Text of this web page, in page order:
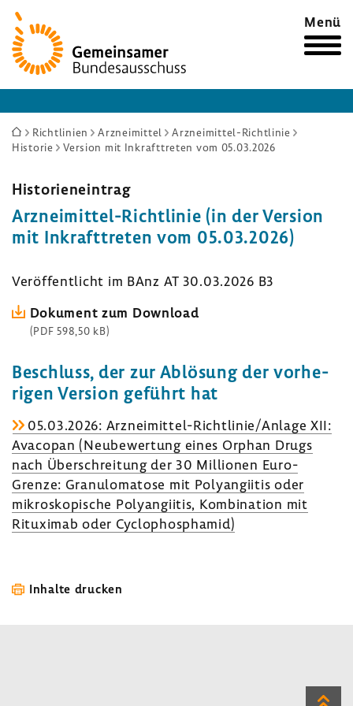
Zur
Startseite
Menü
Sie
sind
Richtlinien Arzneimittel
Arzneimittel-Richtlinie
Historie
Version mit Inkrafttreten vom 05.03.2026
Histo­ri­en­ein­trag
Arzneimittel-​Richtlinie (in der Version
mit Inkraft­treten vom 05.03.2026)
Veröf­fent­licht im BAnz AT 30.03.2026 B3
Doku­ment zum Down­load
(PDF 598,50 kB)
Beschluss, der zur Ablö­sung der vorhe­
rigen Version geführt hat
05.03.2026: Arzneimittel-​Richtlinie/Anlage XII:
Avacopan (Neube­wer­tung eines Orphan Drugs
nach Über­schrei­tung der 30 Millionen Euro-​
Grenze: Granu­lo­ma­tose mit Poly­an­giitis oder
mikro­sko­pi­sche Poly­an­giitis, Kombi­na­tion mit
Ritu­ximab oder Cyclo­phos­phamid)
Inhalte drucken